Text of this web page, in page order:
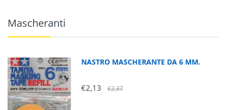
Mascheranti
NASTRO MASCHERANTE DA 6 MM.
€2,13 €2,37